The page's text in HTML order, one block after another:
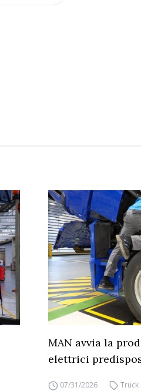
MAN avvia la
elettrici
07/31/2026 Truck